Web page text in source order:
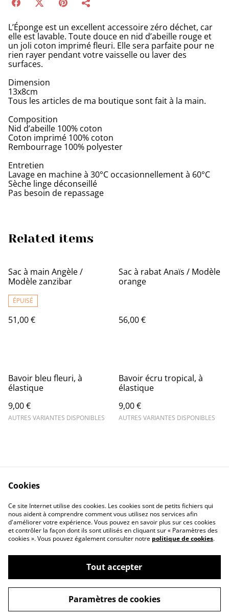
L’Éponge est un excellent accessoire zéro déchet, car
elle est lavable. Toute douce en nid d’abeille rouge et
un joli coton imprimé fleuri. Elle sera parfaite pour ne
rien rayer pendant votre vaisselle ou laver des
surfaces.
Dimension
13x8cm
Tous les articles de ma boutique sont fait à la main.
Composition
Nid d’abeille 100% coton
Coton imprimé 100% coton
Rembourrage 100% polyester
Entretien
Lavage en machine à 30°C occasionnellement à 60°C
Sèche linge déconseillé
Pas besoin de repassage
Related items
Sac à main Angèle /
Modèle zanzibar
ÉPUISÉ
51,00 €
Sac à rabat Anaïs / Modèle
orange
56,00 €
Bavoir bleu fleuri, à
élastique
9,00 €
AUTRES VARIANTES DISPONIBLES
Bavoir écru tropical, à
élastique
9,00 €
AUTRES VARIANTES DISPONIBLES
Contact Us
Legal Terms
Privacy Policy
Cookie Policy
©2026Les couleurs de Sarah
powered by
Cookies
Ce site Internet utilise des cookies. Les cookies sont de petits fichiers qui
nous aident à comprendre comment vous utilisez nos services afin
d'améliorer votre expérience. Vous pouvez en savoir plus sur ces cookies
et contrôler la façon dont ils sont utilisés en cliquant sur « Paramètres des
cookies ». Vous pouvez également consulter notre politique de cookies.
Tout accepter
Paramètres de cookies